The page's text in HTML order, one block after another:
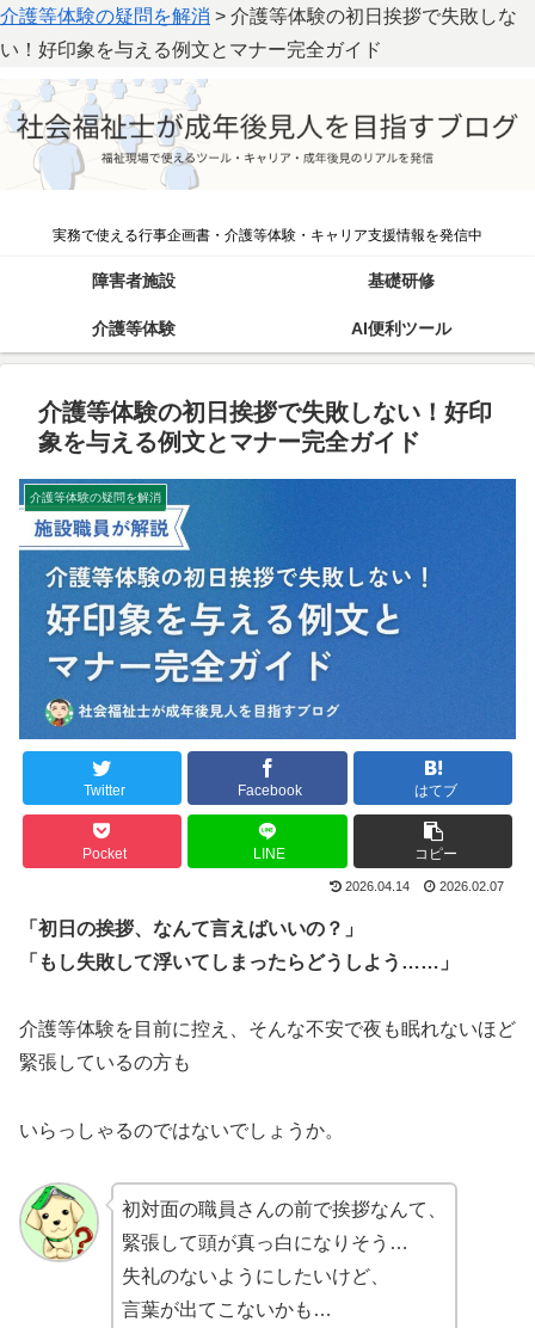
介護等体験の疑問を解消 > 介護等体験の初日挨拶で失敗しな
い！好印象を与える例文とマナー完全ガイド
実務で使える行事企画書・介護等体験・キャリア支援情報を発信中
障害者施設 基礎研修
介護等体験 AI便利ツール
介護等体験の初日挨拶で失敗しない！好印
象を与える例文とマナー完全ガイド
介護等体験の疑問を解消
Twitter Facebook はてブ
Pocket LINE コピー
2026.04.14 2026.02.07
「初日の挨拶、なんて言えばいいの？」
「もし失敗して浮いてしまったらどうしよう……」
介護等体験を目前に控え、そんな不安で夜も眠れないほど
緊張しているの方も
いらっしゃるのではないでしょうか。
初対面の職員さんの前で挨拶なんて、
緊張して頭が真っ白になりそう…
失礼のないようにしたいけど、
言葉が出てこないかも…